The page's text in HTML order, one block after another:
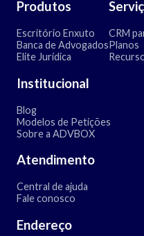
Produtos
Escritório Enxuto
Banca de Advogados
Elite Jurídica
CRM
Planos
Institucional
Blog
Modelos de Petições
Sobre a ADVBOX
Atendimento
Central de ajuda
Fale conosco
Endereço